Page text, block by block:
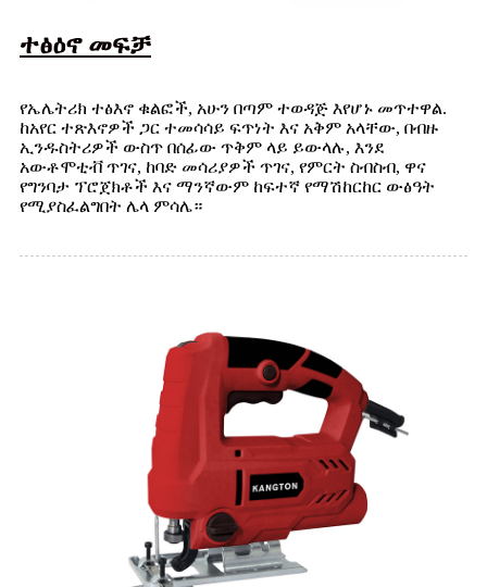
ተፅዕኖ መፍቻ
የኤሌትሪክ ተፅእኖ ቁልፎች, አሁን በጣም ተወዳጅ እየሆኑ መጥተዋል.
ከአየር ተጽእኖዎች ጋር ተመሳሳይ ፍጥነት እና አቅም አላቸው, በብዙ
ኢንዱስትሪዎች ውስጥ በሰፊው ጥቅም ላይ ይውላሉ, እንደ
አውቶሞቲቭ ጥገና, ከባድ መሳሪያዎች ጥገና, የምርት ስብስብ, ዋና
የግንባታ ፕሮጀክቶች እና ማንኛውም ከፍተኛ የማሽከርከር ውፅዓት
የሚያስፈልግበት ሌላ ምሳሌ።